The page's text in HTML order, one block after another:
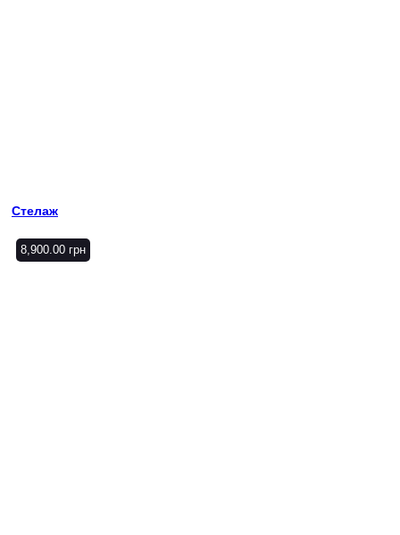
Стелаж
8,900.00 грн